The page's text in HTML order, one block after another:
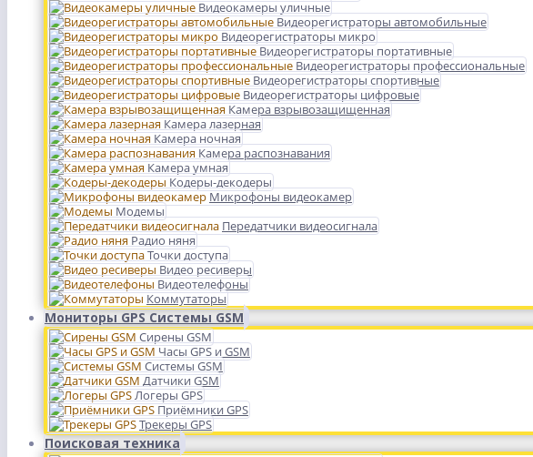
Видеокамеры уличные
Видеорегистраторы автомобильные
Видеорегистраторы микро
Видеорегистраторы портативные
Видеорегистраторы профессиональные
Видеорегистраторы спортивные
Видеорегистраторы цифровые
Камера взрывозащищенная
Камера лазерная
Камера ночная
Камера распознавания
Камера умная
Кодеры-декодеры
Микрофоны видеокамер
Модемы
Передатчики видеосигнала
Радио няня
Точки доступа
Видео ресиверы
Видеотелефоны
Коммутаторы
Мониторы GPS Системы GSM
Сирены GSM
Часы GPS и GSM
Системы GSM
Датчики GSM
Логеры GPS
Приёмники GPS
Трекеры GPS
Поисковая техника